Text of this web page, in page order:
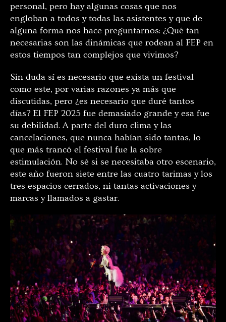
personal, pero hay algunas cosas que nos
engloban a todos y todas las asistentes y que de
alguna forma nos hace preguntarnos: ¿Qué tan
necesarias son las dinámicas que rodean al FEP en
estos tiempos tan complejos que vivimos?
Sin duda sí es necesario que exista un festival
como este, por varias razones ya más que
discutidas, pero ¿es necesario que duré tantos
días? El FEP 2025 fue demasiado grande y esa fue
su debilidad. A parte del duro clima y las
cancelaciones, que nunca habían sido tantas, lo
que más trancó el festival fue la sobre
estimulación. No sé si se necesitaba otro escenario,
este año fueron siete entre las cuatro tarimas y los
tres espacios cerrados, ni tantas activaciones y
marcas y llamados a gastar.